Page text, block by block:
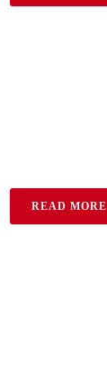
READ MORE